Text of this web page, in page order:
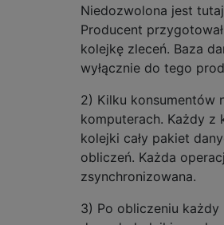
Niedozwolona jest
Producent
kolejkę zleceń. Baza
wyłącznie do tego
2) Kilku konsumentów
komputerach. Każdy z
kolejki cały pakiet
obliczeń. Każda
zsynchronizowana.
3) Po obliczeniu każdy